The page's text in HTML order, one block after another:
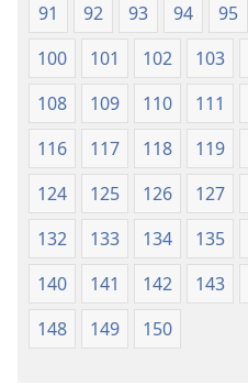
91
92 93 94 95
100
101 102 103
108
109 110 111
116
117 118 119
124
125 126 127
132
133 134 135
140
141 142 143
148
149 150